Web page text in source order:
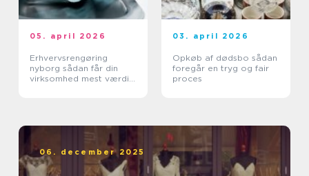
05. april 2026
Erhvervsrengøring
nyborg sådan får din
virksomhed mest værdi
03. april 2026
Opkøb af dødsbo sådan
foregår en tryg og fair
proces
06. december 2025